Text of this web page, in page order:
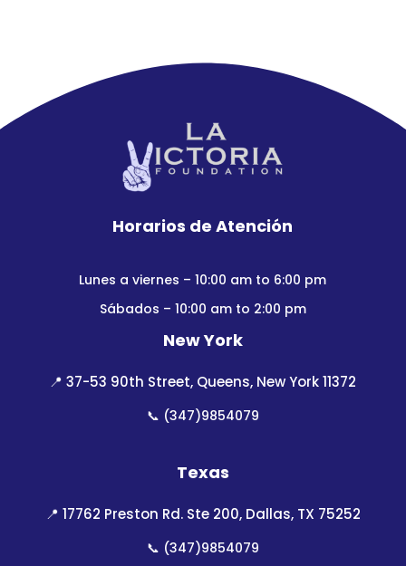
Horarios de Atención
Lunes a viernes – 10:00 am to 6:00 pm
Sábados – 10:00 am to 2:00 pm
New York
📍37-53 90th Street, Queens, New York 11372
📞 (347)9854079
Texas
📍 17762 Preston Rd. Ste 200, Dallas, TX 75252
📞 (347)9854079